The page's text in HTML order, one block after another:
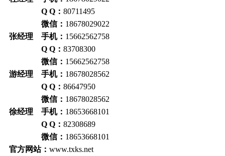
Q Q： 80711495
微信： 18678029022
张经理 手机： 15662562758
Q Q： 83708300
微信： 15662562758
游经理 手机： 18678028562
Q Q： 86647950
微信： 18678028562
徐经理 手机： 18653668101
Q Q： 82308689
微信： 18653668101
官方网站： www.txks.net